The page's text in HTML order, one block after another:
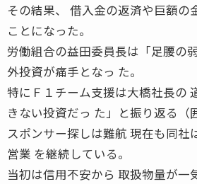
その結果、 借入金の返済や巨額の
ことになった。
労働組合の益田委員長は「足腰の
外投資が痛手となっ た。
特にＦ１チーム支援は大橋社長の
きない投資だっ た」と振り返る（
スポンサー探しは難航 現在も同社
営業 を継続している。
当初は信用不安から 取扱物量が一